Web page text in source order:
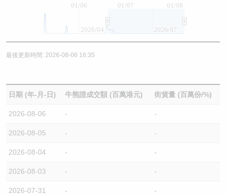
01/07
01/06 01/08
2026/04 2026/07
最後更新時間: 2026-08-06 16:35
日期 (年-月-日) 牛熊證成交額 (百萬港元) 街貨量 (百萬份/%)
2026-08-06 - -
2026-08-05 - -
2026-08-04 - -
2026-08-03 - -
2026-07-31 - -